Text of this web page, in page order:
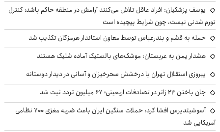
یوسف پزشکیان: افراد عاقل تلاش می‌کنند آرامش در منطقه حاکم باشد؛ کنترل
تورم شدنی نیست، چون شرایط پیچیده است
حمله به قشم و بندرعباس توسط معاون استاندار هرمزگان تکذیب شد
هشدار یمن به عربستان: موشک‌های بالستیک آماده شلیک هستند
پیروزی استقلال تهران با درخشش سحرخیزان و آسانی در دیدار دوستانه
جان باختن ۲۴ زائر در تصادفات اربعینی؛ ۶۷ میلیون تردد ثبت شد
آسوشیتدپرس افشا کرد: حملات سنگین ایران باعث ضربه مغزی ۷۰۰ نظامی
آمریکایی شد